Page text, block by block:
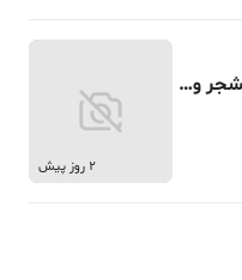
70 متر، لویزان، شاهرضایی، حیاط مشجر وسیع
2 روز پیش